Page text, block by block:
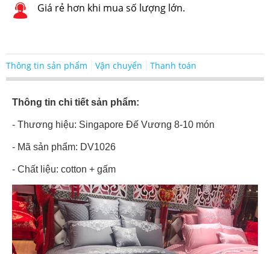
Giá rẻ hơn khi mua số lượng lớn.
Thông tin sản phẩm Vận chuyển Thanh toán
Thông tin chi tiết sản phẩm:
- Thương hiệu: Singapore Đế Vương 8-10 món
- Mã sản phẩm: DV1026
- Chất liệu: cotton + gấm